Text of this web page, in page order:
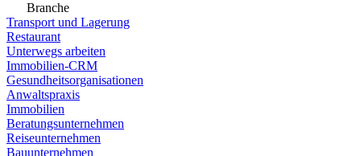
Branche
Transport und Lagerung
Restaurant
Unterwegs arbeiten
Immobilien-CRM
Gesundheitsorganisationen
Anwaltspraxis
Immobilien
Beratungsunternehmen
Reiseunternehmen
Bauunternehmen